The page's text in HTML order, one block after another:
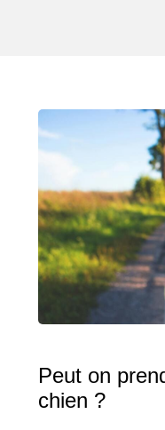
Peut on
chien ?